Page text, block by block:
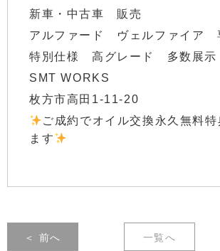
新車・中古車 販売
アルファード ヴェルファイア
特別仕様 高グレード 多数展示
SMT WORKS
枚方市高田1-11-20
ご成約でオイル交換永久無料特
ます
＜ 前へ 一覧へ